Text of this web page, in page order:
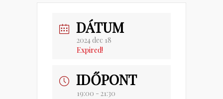
DÁTUM
2024 dec 18
Expired!
IDŐPONT
19:00 - 21:30